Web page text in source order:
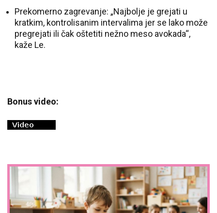
Prekomerno zagrevanje: „Najbolje je grejati u
kratkim, kontrolisanim intervalima jer se lako može
pregrejati ili čak oštetiti nežno meso avokada“,
kaže Le.
Bonus video: